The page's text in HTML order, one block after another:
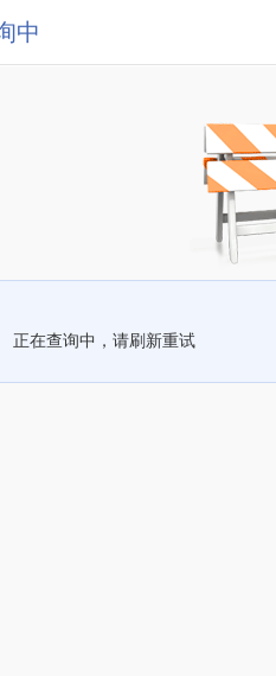
中
正在查询中，请刷新重试